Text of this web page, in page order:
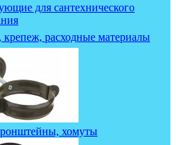
для сантехнического
расходные материалы
хомуты